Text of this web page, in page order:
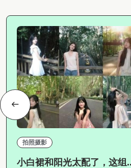
拍照摄影
小白裙和阳光太配了，这组